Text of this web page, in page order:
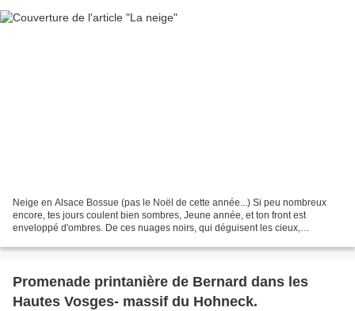
Neige en Alsace Bossue (pas le Noël de cette année...) Si peu nombreux
encore, tes jours coulent bien sombres, Jeune année, et ton front est
enveloppé d'ombres. De ces nuages noirs, qui déguisent les cieux,
Promenade printanière de Bernard dans les
Hautes Vosges- massif du Hohneck.